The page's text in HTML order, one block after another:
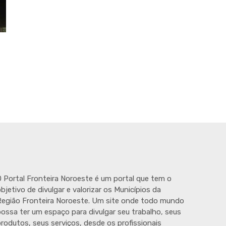
Portal Fronteira Noroeste é um portal que tem o
de divulgar e valorizar os Municípios da
Fronteira Noroeste. Um site onde todo mundo
ter um espaço para divulgar seu trabalho, seus
seus serviços, desde os profissionais